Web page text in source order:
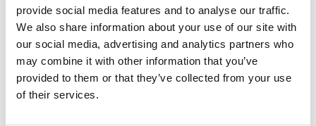
provide social media features and to analyse our traffic.
We also share information about your use of our site with
our social media, advertising and analytics partners who
may combine it with other information that you’ve
provided to them or that they’ve collected from your use
of their services.
BESCHREIBUNG
Gemacht für Kuschelmomente – dein neuer Liebling für
jeden Tag Ob zu Hause eingekuschelt im Wochenbett
mit deinem Neugebore…Mehr